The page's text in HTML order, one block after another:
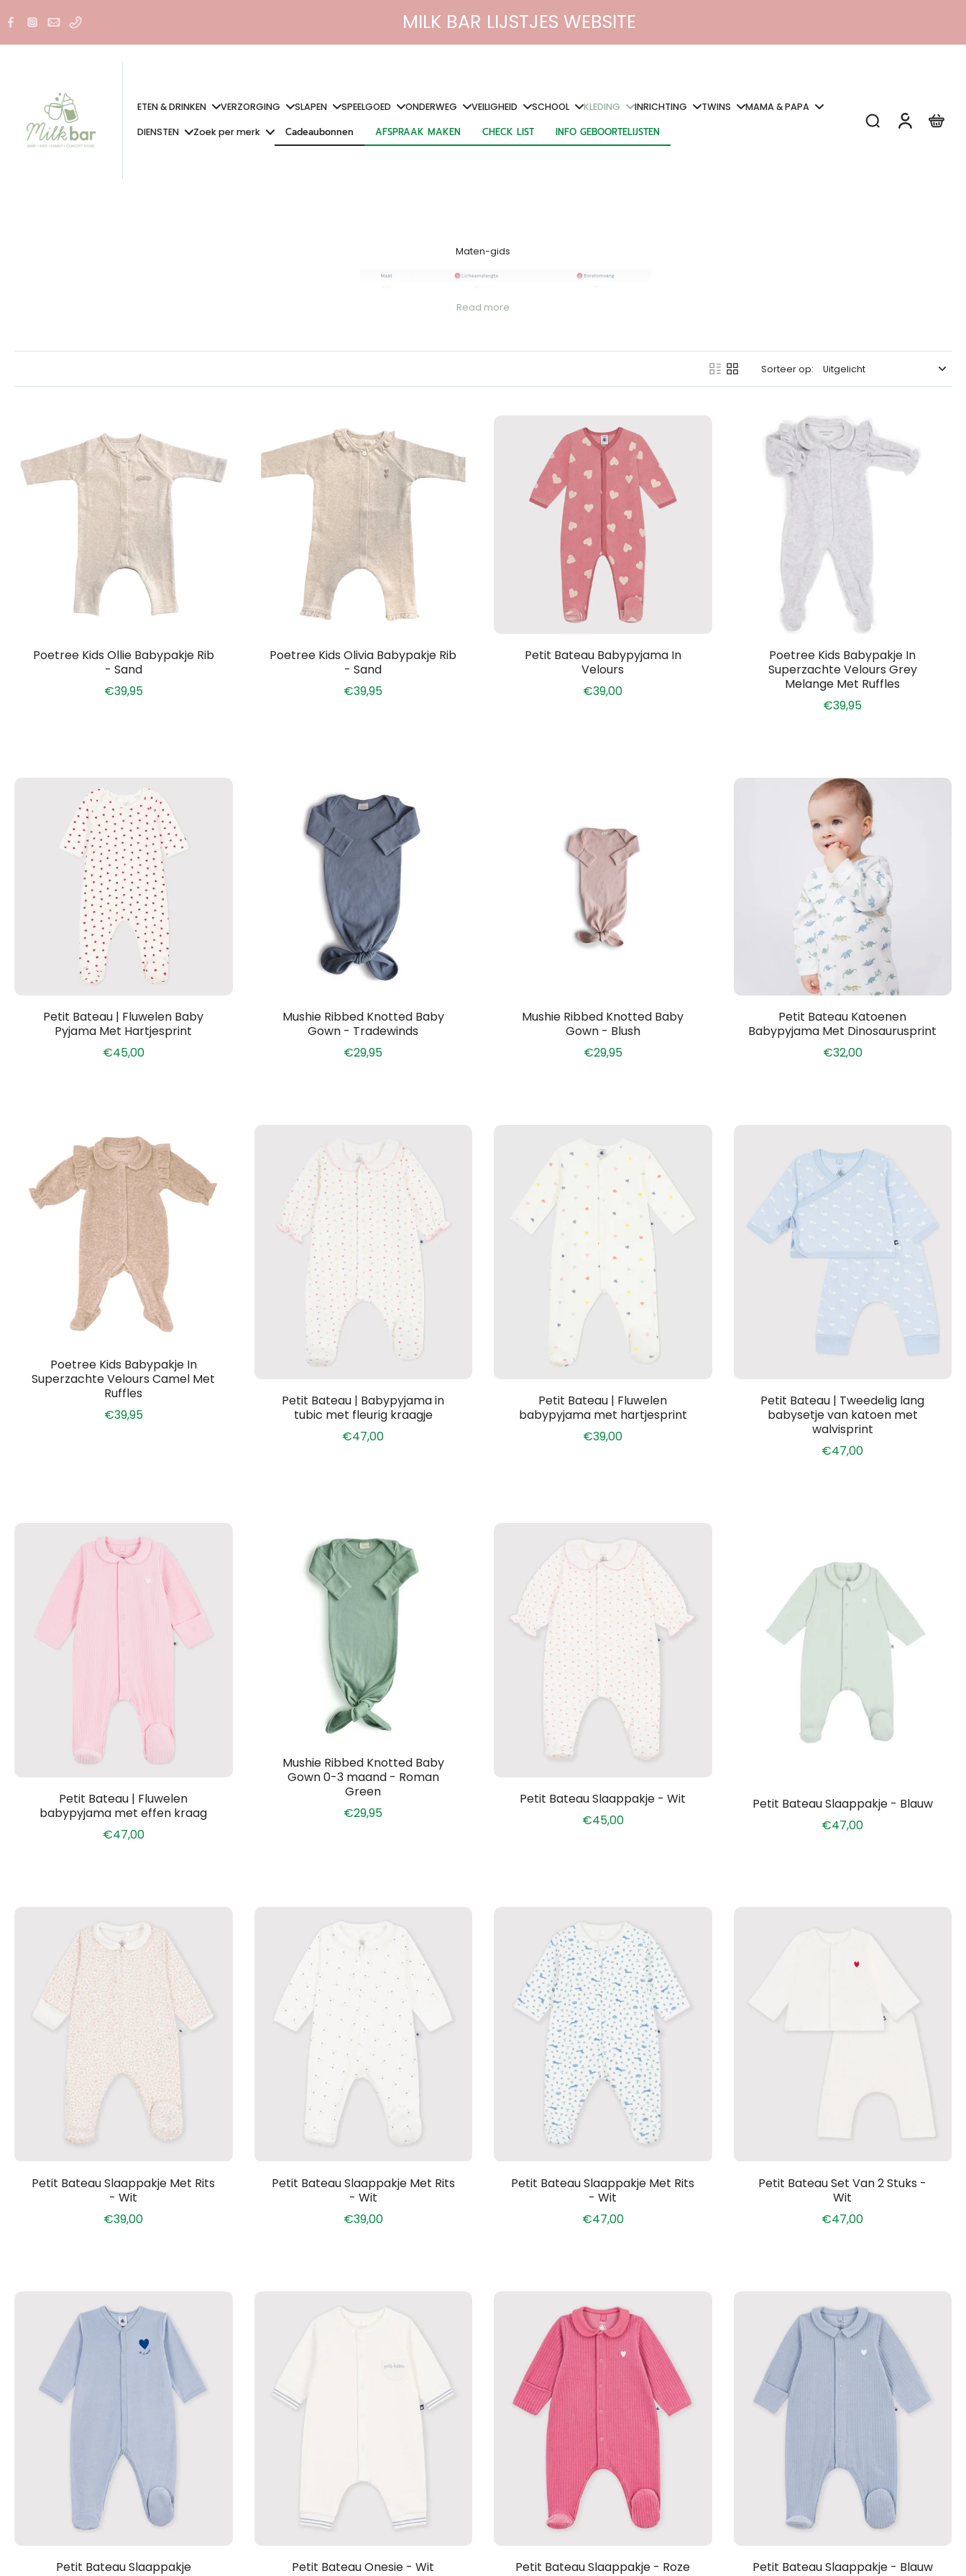
Doorgaan
naar
artikel
MILK BAR LIJSTJES WEBSITE
ETEN & DRINKEN VERZORGING SLAPEN SPEELGOED ONDERWEG VEILIGHEID SCHOOL KLEDING INRICHTING TWINS MAMA & PAPA
DIENSTEN Zoek per merk
Cadeaubonnen
Cadeaubonnen
AFSPRAAK MAKEN
AFSPRAAK MAKEN
CHECK LIST
CHECK LIST
INFO GEBOORTELIJSTEN
INFO GEBOORTELIJSTEN
Maten-gids
Read more
Sorteer op:
Poetree Kids Ollie Babypakje Rib
- Sand
€39,95
Poetree Kids Olivia Babypakje Rib
- Sand
€39,95
Petit Bateau Babypyjama In
Velours
€39,00
Poetree Kids Babypakje In
Superzachte Velours Grey
Melange Met Ruffles
€39,95
Petit Bateau | Fluwelen Baby
Pyjama Met Hartjesprint
€45,00
Mushie Ribbed Knotted Baby
Gown - Tradewinds
€29,95
Mushie Ribbed Knotted Baby
Gown - Blush
€29,95
Petit Bateau Katoenen
Babypyjama Met Dinosaurusprint
€32,00
Poetree Kids Babypakje In
Superzachte Velours Camel Met
Ruffles
€39,95
Petit Bateau | Babypyjama in
tubic met fleurig kraagje
€47,00
Petit Bateau | Fluwelen
babypyjama met hartjesprint
€39,00
Petit Bateau | Tweedelig lang
babysetje van katoen met
walvisprint
€47,00
Petit Bateau | Fluwelen
babypyjama met effen kraag
€47,00
Mushie Ribbed Knotted Baby
Gown 0-3 maand - Roman
Green
€29,95
Petit Bateau Slaappakje - Wit
€45,00
Petit Bateau Slaappakje - Blauw
€47,00
Petit Bateau Slaappakje Met Rits
- Wit
€39,00
Petit Bateau Slaappakje Met Rits
- Wit
€39,00
Petit Bateau Slaappakje Met Rits
- Wit
€47,00
Petit Bateau Set Van 2 Stuks -
Wit
€47,00
Petit Bateau Slaappakje Petit Bateau Onesie - Wit Petit Bateau Slaappakje - Roze Petit Bateau Slaappakje - Blauw